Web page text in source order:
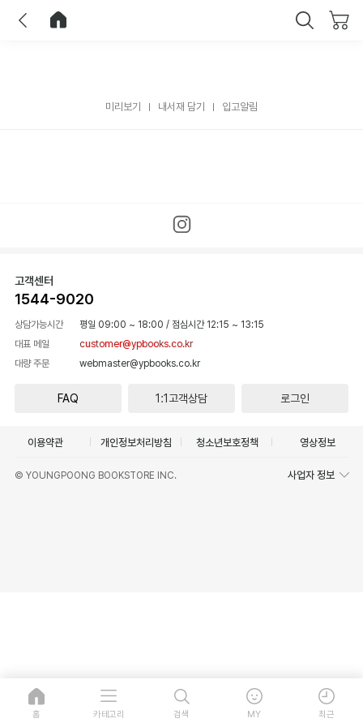
미리보기 내서재 담기 입고알림
고객센터
1544-9020
상담가능시간 평일 09:00 ~ 18:00 / 점심시간 12:15 ~ 13:15
대표 메일
customer@ypbooks.co.kr
대량 주문
webmaster@ypbooks.co.kr
FAQ 1:1고객상담 로그인
이용약관 개인정보처리방침 청소년보호정책 영상정보
© YOUNGPOONG BOOKSTORE INC. 사업자 정보
홈 카테고리 검색 MY 최근